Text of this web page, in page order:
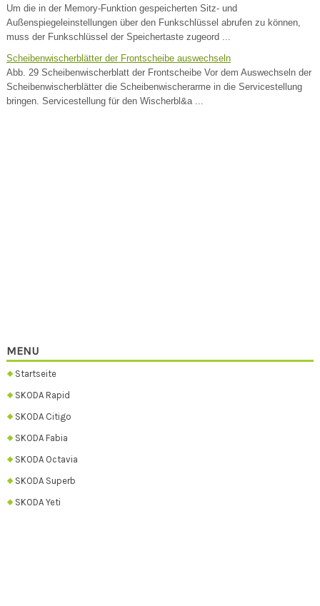
Um die in der Memory-Funktion gespeicherten Sitz- und
Außenspiegeleinstellungen über den Funkschlüssel abrufen zu können,
muss der Funkschlüssel der Speichertaste zugeord ...
Scheibenwischerblätter der Frontscheibe auswechseln
Abb. 29 Scheibenwischerblatt der Frontscheibe Vor dem Auswechseln der
Scheibenwischerblätter die Scheibenwischerarme in die Servicestellung
bringen. Servicestellung für den Wischerbl&a ...
MENU
Startseite
SKODA Rapid
SKODA Citigo
SKODA Fabia
SKODA Octavia
SKODA Superb
SKODA Yeti